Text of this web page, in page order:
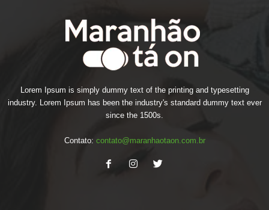
Lorem Ipsum is simply dummy text of the printing and typesetting
industry. Lorem Ipsum has been the industry's standard dummy text ever
since the 1500s.
Contato: contato@maranhaotaon.com.br